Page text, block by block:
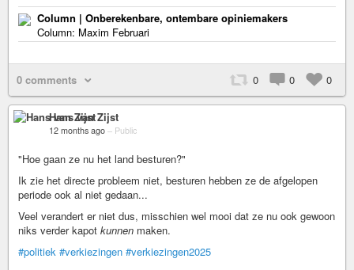
Column | Onberekenbare, ontembare opiniemakers
Column: Maxim Februari
0 comments 0 0 0
Hans van Zijst
12 months ago – Public
"Hoe gaan ze nu het land besturen?"
Ik zie het directe probleem niet, besturen hebben ze de afgelopen
periode ook al niet gedaan...
Veel verandert er niet dus, misschien wel mooi dat ze nu ook gewoon
niks verder kapot kunnen maken.
#politiek #verkiezingen #verkiezingen2025